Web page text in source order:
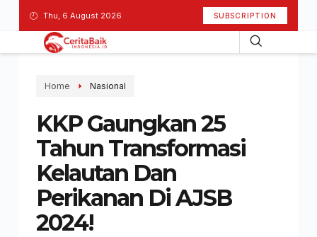
Thu, 6 August 2026 SUBSCRIPTION
Home Nasional
KKP Gaungkan 25
Tahun Transformasi
Kelautan Dan
Perikanan Di AJSB
2024!